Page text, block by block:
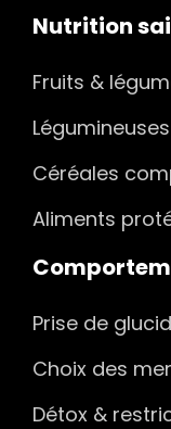
Nutrition
Fruits &
Légumineuses
Céréales
Aliments
Prise de
Choix des
Détox &